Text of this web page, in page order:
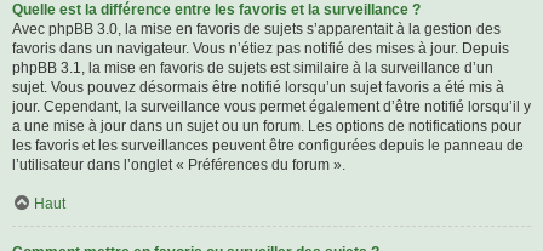
Quelle est la différence entre les favoris et la surveillance ?
Avec phpBB 3.0, la mise en favoris de sujets s’apparentait à la gestion des
favoris dans un navigateur. Vous n’étiez pas notifié des mises à jour. Depuis
phpBB 3.1, la mise en favoris de sujets est similaire à la surveillance d’un
sujet. Vous pouvez désormais être notifié lorsqu’un sujet favoris a été mis à
jour. Cependant, la surveillance vous permet également d’être notifié lorsqu’il y
a une mise à jour dans un sujet ou un forum. Les options de notifications pour
les favoris et les surveillances peuvent être configurées depuis le panneau de
l’utilisateur dans l’onglet « Préférences du forum ».
Haut